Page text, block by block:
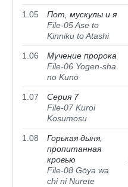
1.05
Пот, мускулы и я
File-05 Ase to
Kinniku to Atashi
1.06
Мучение пророка
File-06 Yogen-sha
no Kunō
1.07
Серия 7
File-07 Kuroi
Kosumosu
1.08
Горькая дыня,
пропитанная
кровью
File-08 Gōya wa
chi ni Nurete